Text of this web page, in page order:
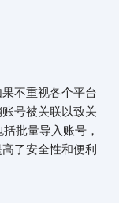
不重视各个平台
号被关联以致关
批量导入账号，
了安全性和便利